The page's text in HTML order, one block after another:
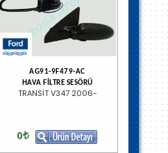
AG91-9F479-AC
HAVA FİLTRE SESÖRÜ
TRANSİT V347 2006-
0